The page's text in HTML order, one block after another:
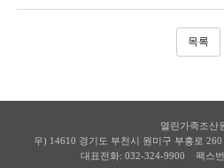
목록
열린가족조산
우) 14610 경기도 부천시 원미구 부흥로
대표전화: 032-324-9900
팩스